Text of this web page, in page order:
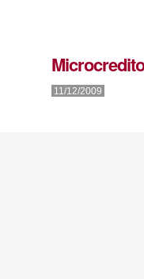
11/12/2009